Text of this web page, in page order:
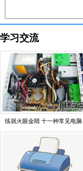
学习交流
练就火眼金睛 十一种常见电脑